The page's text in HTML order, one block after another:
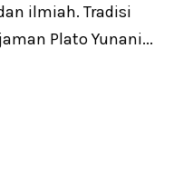
ilmiah. Tradisi
Plato Yunani...